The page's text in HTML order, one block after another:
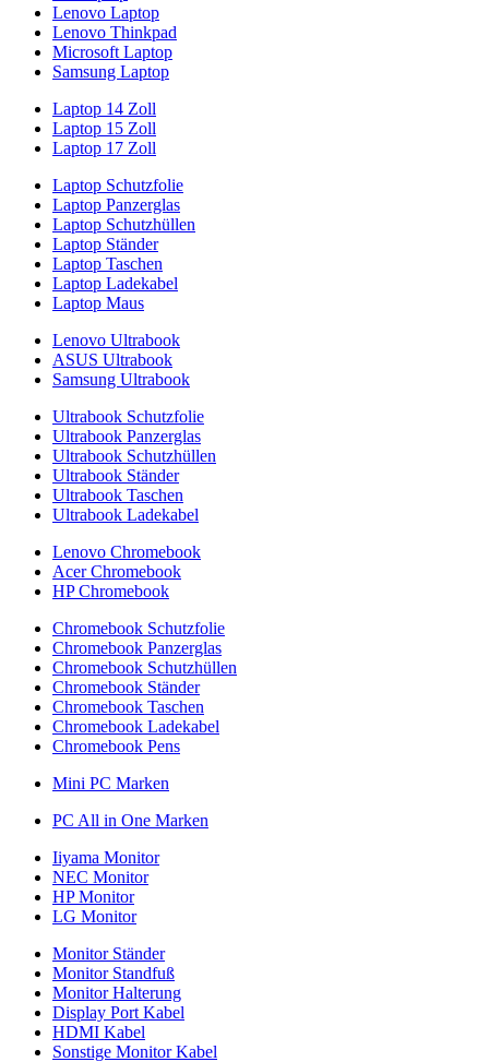
Lenovo Laptop
Lenovo Thinkpad
Microsoft Laptop
Samsung Laptop
Laptop 14 Zoll
Laptop 15 Zoll
Laptop 17 Zoll
Laptop Schutzfolie
Laptop Panzerglas
Laptop Schutzhüllen
Laptop Ständer
Laptop Taschen
Laptop Ladekabel
Laptop Maus
Lenovo Ultrabook
ASUS Ultrabook
Samsung Ultrabook
Ultrabook Schutzfolie
Ultrabook Panzerglas
Ultrabook Schutzhüllen
Ultrabook Ständer
Ultrabook Taschen
Ultrabook Ladekabel
Lenovo Chromebook
Acer Chromebook
HP Chromebook
Chromebook Schutzfolie
Chromebook Panzerglas
Chromebook Schutzhüllen
Chromebook Ständer
Chromebook Taschen
Chromebook Ladekabel
Chromebook Pens
Mini PC Marken
PC All in One Marken
Iiyama Monitor
NEC Monitor
HP Monitor
LG Monitor
Monitor Ständer
Monitor Standfuß
Monitor Halterung
Display Port Kabel
HDMI Kabel
Sonstige Monitor Kabel